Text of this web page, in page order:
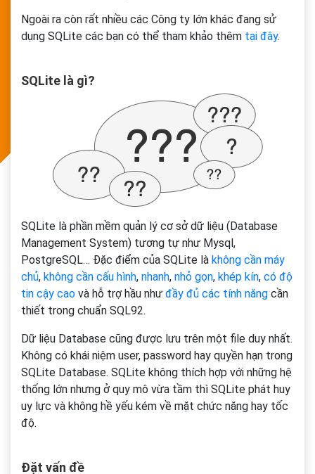
Ngoài ra còn rất nhiều các Công ty lớn khác đang sử
dụng SQLite các bạn có thể tham khảo thêm tại đây.
SQLite là gì?
SQLite là phần mềm quản lý cơ sở dữ liệu (Database
Management System) tương tự như Mysql,
PostgreSQL… Đặc điểm của SQLite là không cần máy
chủ, không cần cấu hình, nhanh, nhỏ gọn, khép kín, có độ
tin cậy cao và hỗ trợ hầu như đầy đủ các tính năng cần
thiết trong chuẩn SQL92.
Dữ liệu Database cũng được lưu trên một file duy nhất.
Không có khái niệm user, password hay quyền hạn trong
SQLite Database. SQLite không thích hợp với những hệ
thống lớn nhưng ở quy mô vừa tầm thì SQLite phát huy
uy lực và không hề yếu kém về mặt chức năng hay tốc
độ.
Đặt vấn đề